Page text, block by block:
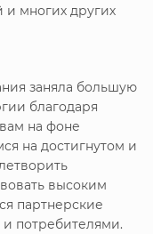
многих других
заняла большую
благодаря
на фоне
на достигнутом и
высоким
партнерские
потребителями.